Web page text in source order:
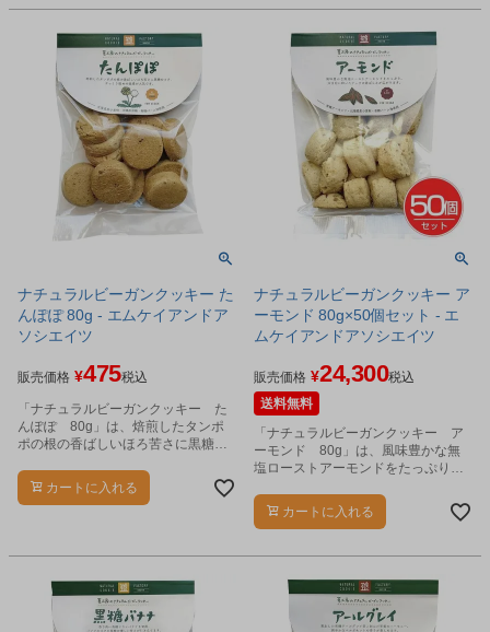
ナチュラルビーガンクッキー た
んぽぽ 80g - エムケイアンドア
ソシエイツ
販売価格 ¥475税込
「ナチュラルビーガンクッキー た
んぽぽ 80g」は、焙煎したタンポ
ポの根の香ばしいほろ苦さに黒糖の
クッキーです。
カートに入れる
ナチュラルビーガンクッキー ア
ーモンド 80g×50個セット - エ
ムケイアンドアソシエイツ
販売価格 ¥24,300税込
送料無料
「ナチュラルビーガンクッキー ア
ーモンド 80g」は、風味豊かな無
塩ローストアーモンドをたっぷり生
カートに入れる